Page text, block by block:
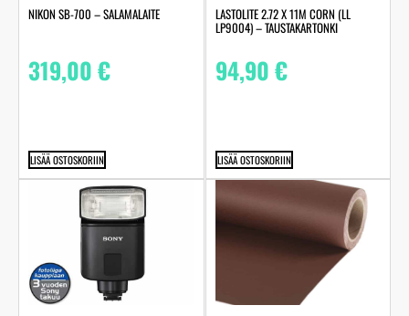
NIKON SB-700 – SALAMALAITE
319,00€
LISÄÄ OSTOSKORIIN
LASTOLITE 2.72 X 11M CORN (LL
LP9004) – TAUSTAKARTONKI
94,90€
LISÄÄ OSTOSKORIIN